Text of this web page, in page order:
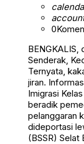
0
BENGKALIS,
Senderak,
Ternyata,
jiran.
Imigrasi
beradik
pelanggaran
dideportasi
(BSSR) Selat